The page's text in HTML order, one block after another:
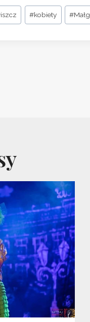
#kobiety #